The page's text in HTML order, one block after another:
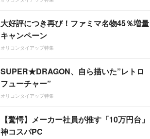
大好評につき再び！ファミマ名物45％増量
キャンペーン
オリコンタイアップ特集
SUPER★DRAGON、自ら描いた”レトロ
フューチャー”
オリコンタイアップ特集
【驚愕】メーカー社員が推す「10万円台」
神コスパPC